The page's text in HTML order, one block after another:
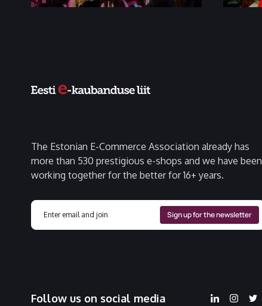
The Estonian E-Commerce Association already has
more than 530 prestigious e-shops and we have been
working together for the better for 16+ years.
Follow us on social media